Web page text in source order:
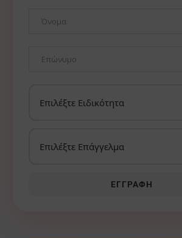
ΕΓΓΡΑΦΉ